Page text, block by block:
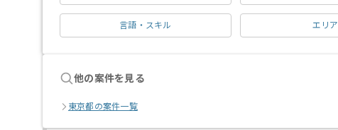
言語・スキル エリア
他の案件を見る
東京都の案件一覧